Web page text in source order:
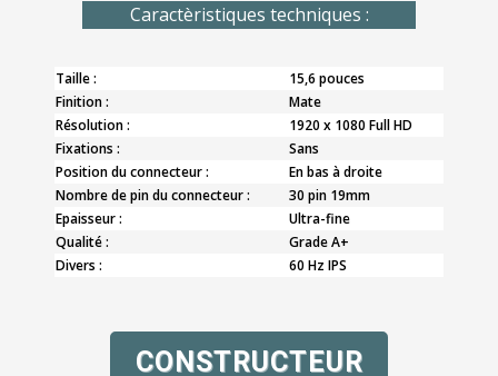
Caractèristiques techniques :
Taille :
15,6 pouces
Finition :
Mate
Résolution :
1920 x 1080 Full HD
Fixations :
Sans
Position du connecteur :
En bas à droite
Nombre de pin du connecteur :
30 pin 19mm
Epaisseur :
Ultra-fine
Qualité :
Grade A+
Divers :
60 Hz IPS
CONSTRUCTEUR